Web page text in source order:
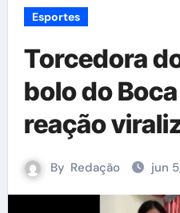
Esportes
Torcedora
bolo do
reação
By Redação jun